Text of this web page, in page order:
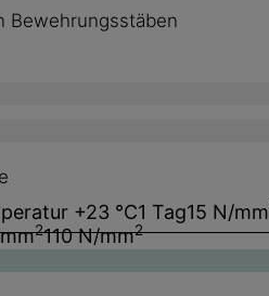
Bewehrungsstäben
+23 °C1 Tag15 N/mm
2110 N/mm2